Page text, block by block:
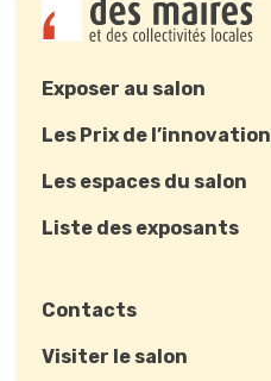
Exposer au salon
Les Prix de l’innovation
Les espaces du salon
Liste des exposants
Contacts
Visiter le salon